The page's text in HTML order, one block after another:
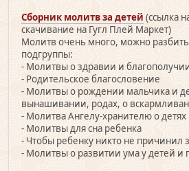
Сборник молитв за детей (ссылка
скачивание на Гугл Плей Маркет)
Молитв очень много, можно разбить
подгруппы:
- Молитвы о здравии и
- Родительское благословение
- Молитвы о рождении мальчика и
вынашивании, родах, о
- Молитва Ангелу-хранителю о детях
- Молитвы для сна ребенка
- Чтобы ребенку никто не причинил
- Молитвы о развитии ума у детей